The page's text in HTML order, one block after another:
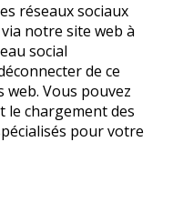
réseaux sociaux
notre site web à
social
de ce
Vous pouvez
le chargement des
pour votre